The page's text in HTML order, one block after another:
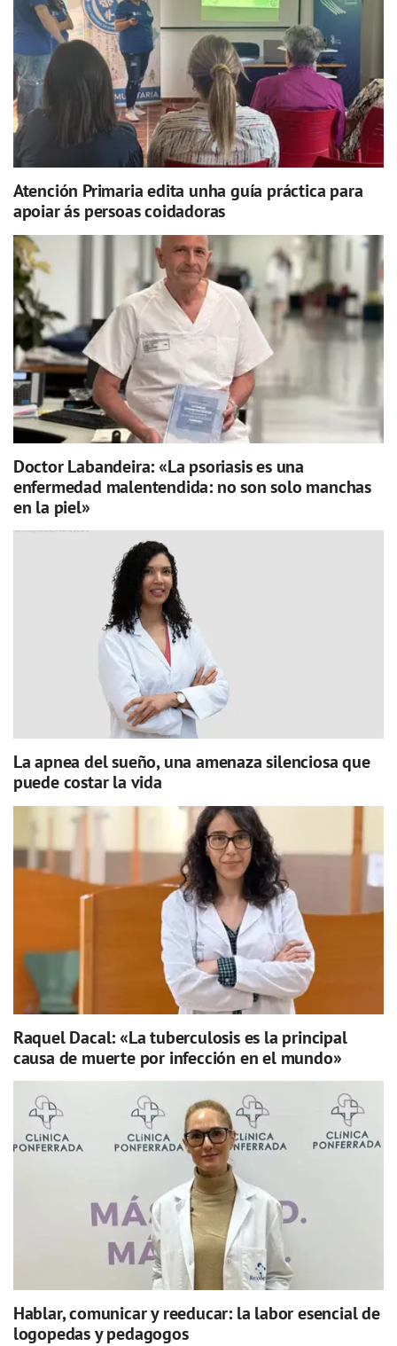
Atención Primaria edita unha guía práctica para
apoiar ás persoas coidadoras
Doctor Labandeira: «La psoriasis es una
enfermedad malentendida: no son solo manchas
en la piel»
La apnea del sueño, una amenaza silenciosa que
puede costar la vida
Raquel Dacal: «La tuberculosis es la principal
causa de muerte por infección en el mundo»
Hablar, comunicar y reeducar: la labor esencial de
logopedas y pedagogos